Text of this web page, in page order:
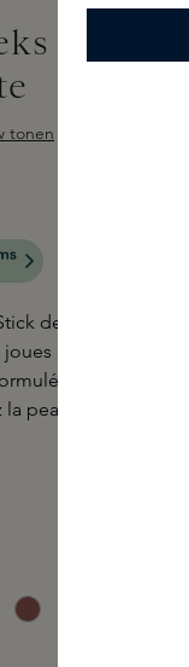
Blush
tonen
de Westman
et les lèvres.
avec des
peau d'un éclat